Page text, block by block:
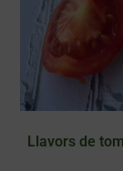
Llavors de